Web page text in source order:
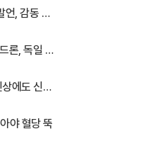
언, 감동 찬
론, 독일 대
에도 신기
야 혈당 뚝